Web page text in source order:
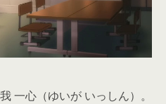
一心（ゆいが いっしん）。